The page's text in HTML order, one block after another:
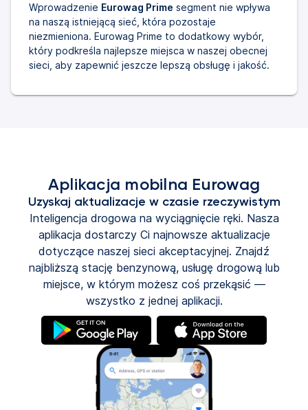
Wprowadzenie Eurowag Prime segment nie wpływa
na naszą istniejącą sieć, która pozostaje
niezmieniona. Eurowag Prime to dodatkowy wybór,
który podkreśla najlepsze miejsca w naszej obecnej
sieci, aby zapewnić jeszcze lepszą obsługę i jakość.
Aplikacja mobilna Eurowag
Uzyskaj aktualizacje w czasie rzeczywistym
Inteligencja drogowa na wyciągnięcie ręki. Nasza
aplikacja dostarczy Ci najnowsze aktualizacje
dotyczące naszej sieci akceptacyjnej. Znajdź
najbliższą stację benzynową, usługę drogową lub
miejsce, w którym możesz coś przekąsić —
wszystko z jednej aplikacji.
(otwiera
się
w
nowej